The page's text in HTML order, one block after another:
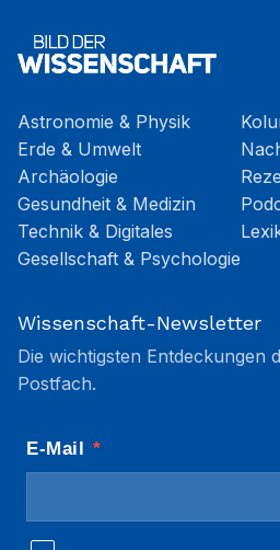
Astronomie & Physik
Erde & Umwelt
Archäologie
Gesundheit & Medizin
Technik & Digitales
Gesellschaft & Psychologie
Wissenschaft-Newsletter
Die wichtigsten Entdeckungen
Postfach.